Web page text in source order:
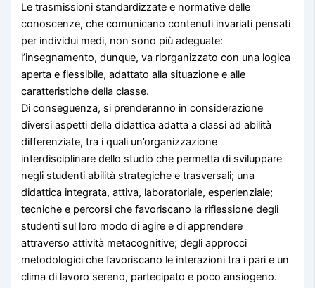
Le trasmissioni standardizzate e normative delle
conoscenze, che comunicano contenuti invariati pensati
per individui medi, non sono più adeguate:
l’insegnamento, dunque, va riorganizzato con una logica
aperta e flessibile, adattato alla situazione e alle
caratteristiche della classe.
Di conseguenza, si prenderanno in considerazione
diversi aspetti della didattica adatta a classi ad abilità
differenziate, tra i quali un’organizzazione
interdisciplinare dello studio che permetta di sviluppare
negli studenti abilità strategiche e trasversali; una
didattica integrata, attiva, laboratoriale, esperienziale;
tecniche e percorsi che favoriscano la riflessione degli
studenti sul loro modo di agire e di apprendere
attraverso attività metacognitive; degli approcci
metodologici che favoriscano le interazioni tra i pari e un
clima di lavoro sereno, partecipato e poco ansiogeno.